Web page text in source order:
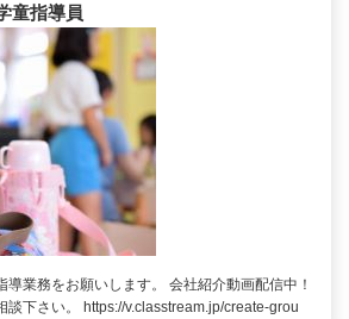
童指導員
導業務をお願いします。 会社紹介動画配信中！
談下さい。 https://v.classtream.jp/create-grou